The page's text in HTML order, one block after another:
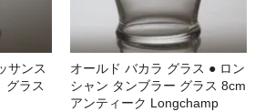
サンス
グラス
オールド バカラ グラス ● ロン
シャン タンブラー グラス 8cm
アンティーク Longchamp